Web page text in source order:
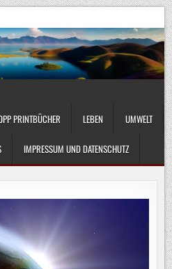
PRINTBÜCHER LEBEN UMWELT
IMPRESSUM UND DATENSCHUTZ